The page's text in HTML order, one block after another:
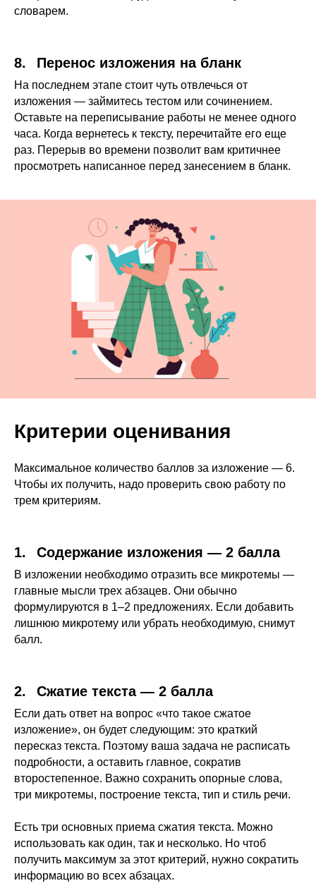
словарем.
8.⠀Перенос изложения на бланк
На последнем этапе стоит чуть отвлечься от
изложения — займитесь тестом или сочинением.
Оставьте на переписывание работы не менее одного
часа. Когда вернетесь к тексту, перечитайте его еще
раз. Перерыв во времени позволит вам критичнее
просмотреть написанное перед занесением в бланк.
Критерии оценивания
Максимальное количество баллов за изложение — 6.
Чтобы их получить, надо проверить свою работу по
трем критериям.
1.⠀Содержание изложения — 2 балла
В изложении необходимо отразить все микротемы —
главные мысли трех абзацев. Они обычно
формулируются в 1–2 предложениях. Если добавить
лишнюю микротему или убрать необходимую, снимут
балл.
2.⠀Сжатие текста — 2 балла
Если дать ответ на вопрос «что такое сжатое
изложение», он будет следующим: это краткий
пересказ текста. Поэтому ваша задача не расписать
подробности, а оставить главное, сократив
второстепенное. Важно сохранить опорные слова,
три микротемы, построение текста, тип и стиль речи.
Есть три основных приема сжатия текста. Можно
использовать как один, так и несколько. Но чтоб
получить максимум за этот критерий, нужно сократить
информацию во всех абзацах.